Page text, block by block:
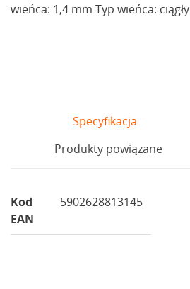
wieńca: 1,4 mm Typ wieńca: ciągły
Specyfikacja
Produkty powiązane
Kod
EAN
5902628813145